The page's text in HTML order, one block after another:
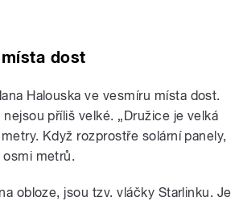
dost
Halouska ve vesmíru místa dost.
příliš velké. „Družice je velká
Když rozprostře solární panely,
metrů.
obloze, jsou tzv. vláčky Starlinku. Je